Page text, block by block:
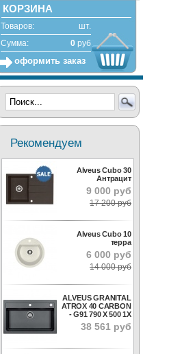
Рекомендуем
Alveus Cubo 30
Антрацит
9 000 руб
17 200 руб
Alveus Cubo 10
терра
6 000 руб
14 000 руб
ALVEUS GRANITAL
ATROX 40 CARBON
- G91 790 X 500 1X
38 561 руб
КОРЗИНА
Товаров:
шт.
Сумма:
0руб
оформить заказ